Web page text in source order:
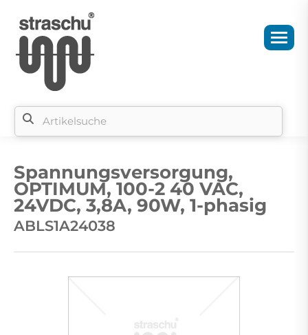
Spannungsversorgung,
OPTIMUM, 100-2 40 VAC,
24VDC, 3,8A, 90W, 1-phasig
ABLS1A24038